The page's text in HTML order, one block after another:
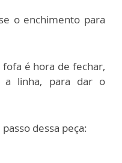
o enchimento para
é hora de fechar,
a linha, para dar o
dessa peça: